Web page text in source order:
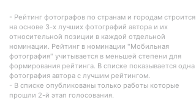
- Рейтинг фотографов по странам и городам строится
на основе 3-х лучших фотографий автора и их
относительной позиции в каждой отдельной
номинации. Рейтинг в номинации "Мобильная
фотография" учитывается в меньшей степени для
формирования рейтинга. В списке показывается одна
фотография автора с лучшим рейтингом.
- В списке опубликованы только работы которые
прошли 2-й этап голосования.